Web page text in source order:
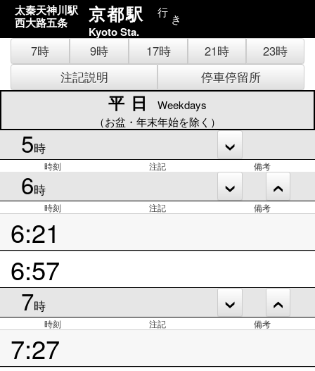
太秦天神川駅
西大路五条
京都駅 行 き
Kyoto Sta.
7時 9時 17時 21時
23時
注記説明
停車停留所
平日
Weekdays
（お盆・年末年始を除く）
5時
時刻 注記 備考
6時
時刻 注記 備考
6:21
6:57
7時
時刻 注記 備考
7:27